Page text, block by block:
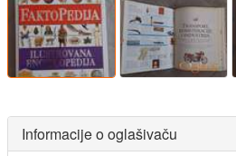
Informacije o oglašivaču